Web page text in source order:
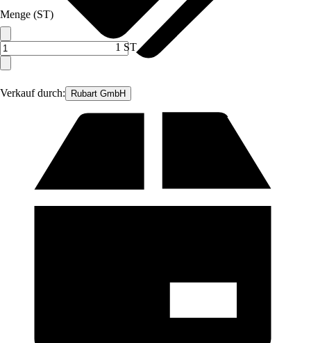
Verkauf durch: Rubart GmbH
Menge (ST)
1 ST